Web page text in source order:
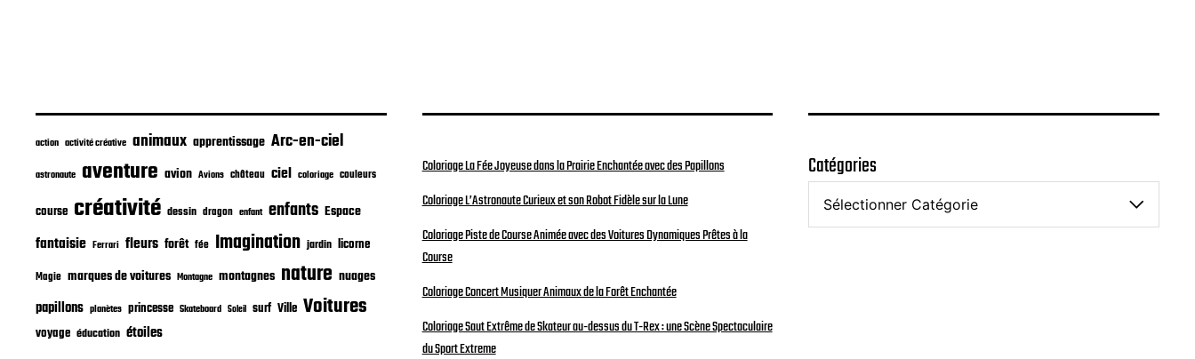
t
o
n
action activité créative animaux apprentissage Arc-en-ciel
astronaute aventure avion Avions château ciel coloriage couleurs
course créativité dessin dragon enfant enfants Espace
fantaisie Ferrari fleurs forêt fée Imagination jardin licorne
Magie marques de voitures Montagne montagnes nature nuages
papillons planètes princesse Skateboard Soleil surf Ville Voitures
voyage éducation étoiles
Coloriage La Fée Joyeuse dans la Prairie Enchantée avec des Papillons
Coloriage L’Astronaute Curieux et son Robot Fidèle sur la Lune
Coloriage Piste de Course Animée avec des Voitures Dynamiques Prêtes à la
Course
Coloriage Concert Musiquer Animaux de la Forêt Enchantée
Coloriage Saut Extrême de Skateur au-dessus du T-Rex : une Scène Spectaculaire
du Sport Extreme
Catégories